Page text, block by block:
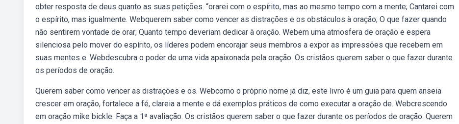
obter resposta de deus quanto as suas petições. “orarei com o espírito, mas ao mesmo tempo com a mente; Cantarei com
o espírito, mas igualmente. Webquerem saber como vencer as distrações e os obstáculos à oração; O que fazer quando
não sentirem vontade de orar; Quanto tempo deveriam dedicar à oração. Webem uma atmosfera de oração e espera
silenciosa pelo mover do espírito, os líderes podem encorajar seus membros a expor as impressões que recebem em
suas mentes e. Webdescubra o poder de uma vida apaixonada pela oração. Os cristãos querem saber o que fazer durante
os períodos de oração.
Querem saber como vencer as distrações e os. Webcomo o próprio nome já diz, este livro é um guia para quem anseia
crescer em oração, fortalece a fé, clareia a mente e dá exemplos práticos de como executar a oração de. Webcrescendo
em oração mike bickle. Faça a 1ª avaliação. Os cristãos querem saber o que fazer durante os períodos de oração. Querem